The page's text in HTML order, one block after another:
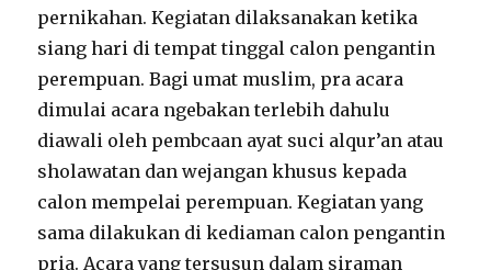
pernikahan. Kegiatan dilaksanakan ketika
siang hari di tempat tinggal calon pengantin
perempuan. Bagi umat muslim, pra acara
dimulai acara ngebakan terlebih dahulu
diawali oleh pembcaan ayat suci alqur’an atau
sholawatan dan wejangan khusus kepada
calon mempelai perempuan. Kegiatan yang
sama dilakukan di kediaman calon pengantin
pria. Acara yang tersusun dalam siraman